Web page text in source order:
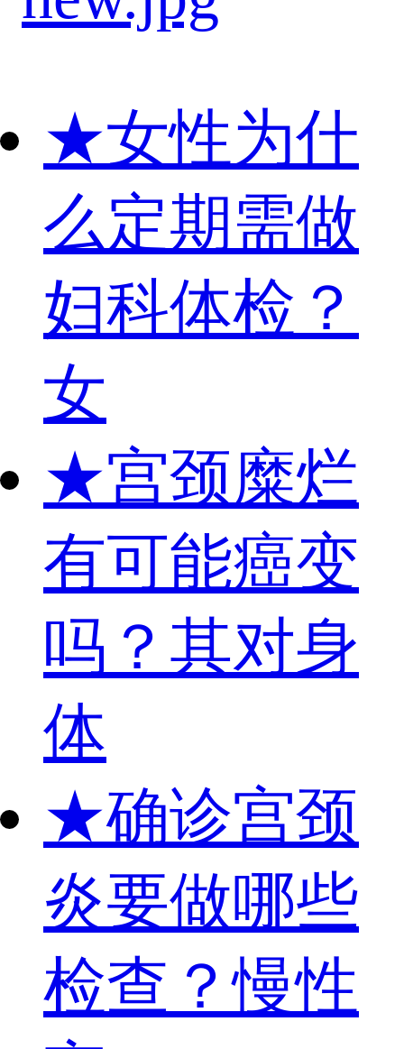
★女性为什
么定期需做
妇科体检？
女
★宫颈糜烂
有可能癌变
吗？其对身
体
★确诊宫颈
炎要做哪些
检查？慢性